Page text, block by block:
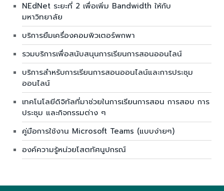
NEdNet ระยะที่ 2 เพื่อเพิ่ม Bandwidth ให้กับ
มหาวิทยาลัย
บริการยืมเครื่องคอมพิวเตอร์พกพา
รวมบริการเพื่อสนับสนุนการเรียนการสอนออนไลน์
บริการสำหรับการเรียนการสอนออนไลน์และการประชุม
ออนไลน์
เทคโนโลยีดิจิทัลที่มาช่วยในการเรียนการสอน การสอบ การ
ประชุม และกิจกรรมต่าง ๆ
คู่มือการใช้งาน Microsoft Teams (แบบง่ายๆ)
องค์ความรู้หน่วยโสตทัศนูปกรณ์